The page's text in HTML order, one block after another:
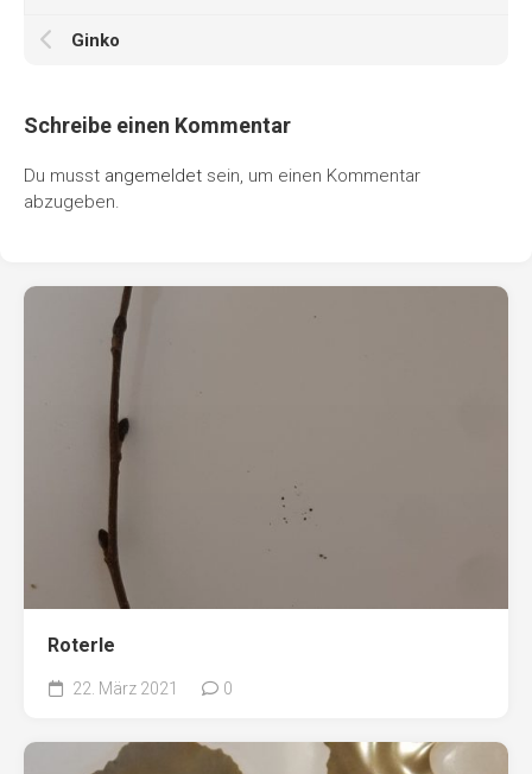
Ginko
Schreibe einen Kommentar
Du musst angemeldet sein, um einen Kommentar
abzugeben.
Roterle
22. März 2021 0